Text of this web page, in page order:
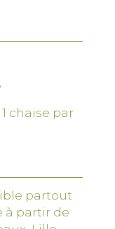
avec
:
chaise par
partout
à partir de